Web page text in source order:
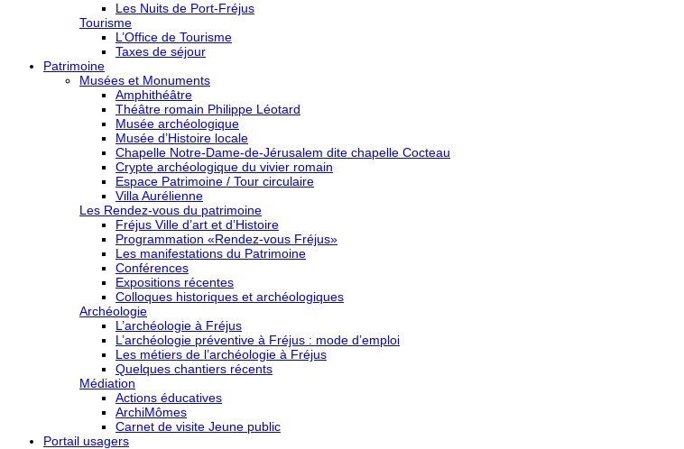
Les Nuits de Port-Fréjus
Tourisme
L’Office de Tourisme
Taxes de séjour
Patrimoine
Musées et Monuments
Amphithéâtre
Théâtre romain Philippe Léotard
Musée archéologique
Musée d’Histoire locale
Chapelle Notre-Dame-de-Jérusalem dite chapelle Cocteau
Crypte archéologique du vivier romain
Espace Patrimoine / Tour circulaire
Villa Aurélienne
Les Rendez-vous du patrimoine
Fréjus Ville d’art et d’Histoire
Programmation «Rendez-vous Fréjus»
Les manifestations du Patrimoine
Conférences
Expositions récentes
Colloques historiques et archéologiques
Archéologie
L’archéologie à Fréjus
L’archéologie préventive à Fréjus : mode d’emploi
Les métiers de l’archéologie à Fréjus
Quelques chantiers récents
Médiation
Actions éducatives
ArchiMômes
Carnet de visite Jeune public
Portail usagers